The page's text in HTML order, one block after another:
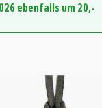
ebenfalls um 20,-